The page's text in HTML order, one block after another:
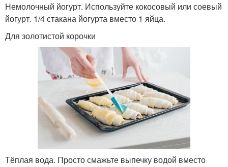
Немолочный йогурт. Используйте кокосовый или соевый
йогурт. 1/4 стакана йогурта вместо 1 яйца.
Для золотистой корочки
Тёплая вода. Просто смажьте выпечку водой вместо